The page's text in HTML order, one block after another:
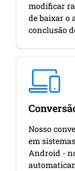
modificar
de baixar o
conclusão
Nosso
em
Android -